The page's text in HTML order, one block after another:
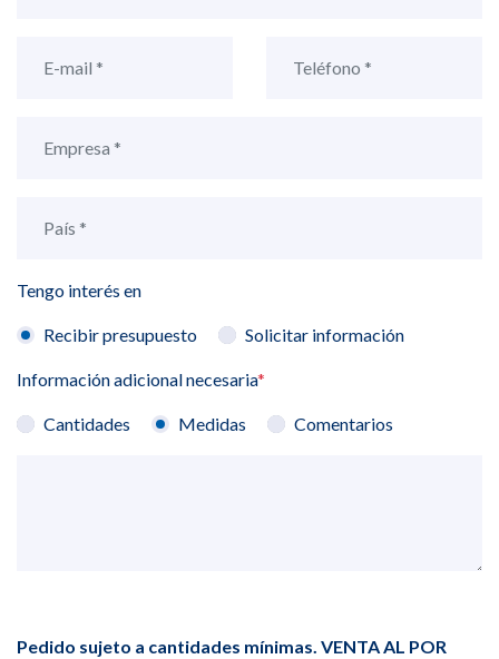
Tengo interés en
Recibir presupuesto Solicitar información
Información adicional necesaria*
Cantidades Medidas Comentarios
Pedido sujeto a cantidades mínimas. VENTA AL POR